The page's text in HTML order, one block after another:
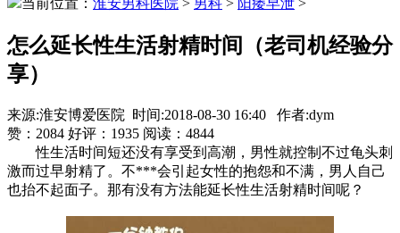
当前位置： 淮安男科医院 > 男科 > 阳痿早泄 >
怎么延长性生活射精时间（老司机经验分
享）
来源:淮安博爱医院 时间:2018-08-30 16:40 作者:dym
赞： 2084 好评： 1935 阅读： 4844
性生活时间短还没有享受到高潮，男性就控制不过龟头刺
激而过早射精了。不***会引起女性的抱怨和不满，男人自己
也抬不起面子。那有没有方法能延长性生活射精时间呢？